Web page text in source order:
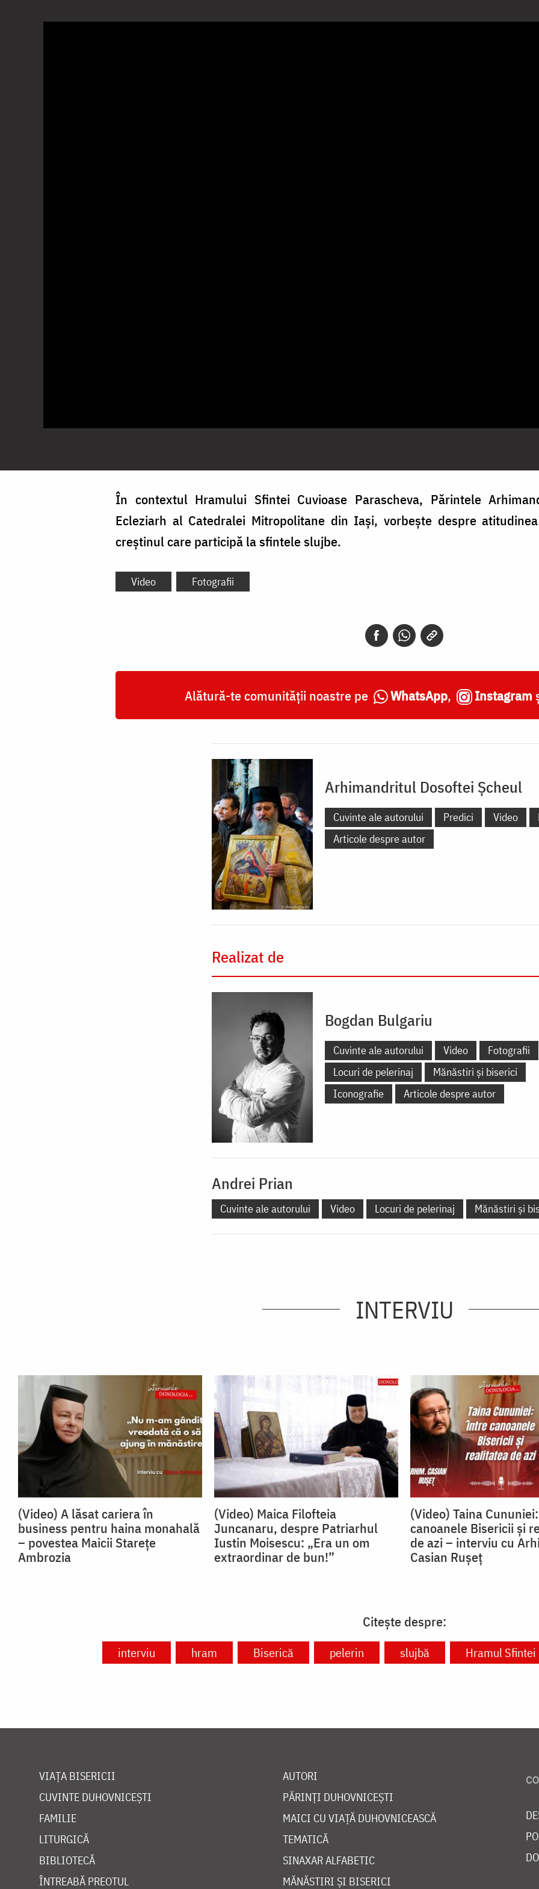
În contextul Hramului Sfintei Cuvioase Parascheva, Părintele
Ecleziarh al Catedralei Mitropolitane din Iași, vorbește despre
creștinul care participă la sfintele slujbe.
Video Fotografii
Alătură-te comunității noastre pe WhatsApp, Instagram
Arhimandritul Dosoftei Șcheul
Cuvinte ale autorului Predici Video
Articole despre autor
Realizat de
Bogdan Bulgariu
Cuvinte ale autorului Video
Fotografii
Locuri de pelerinaj
Mănăstiri și biserici
Iconografie
Articole despre autor
Andrei Prian
Cuvinte ale autorului Video Locuri de pelerinaj Mănăstiri și
INTERVIU
(Video) A lăsat cariera în
business pentru haina monahală
– povestea Maicii Starețe
Ambrozia
(Video) Maica Filofteia
Juncanaru, despre Patriarhul
Iustin Moisescu: „Era un om
extraordinar de bun!”
(Video) Taina
canoanele Bisericii și
de azi – interviu cu
Casian Rușeț
Citește despre:
interviu hram Biserică pelerin slujbă Hramul Sfintei
VIAȚA BISERICII
CUVINTE DUHOVNICEȘTI
FAMILIE
LITURGICĂ
BIBLIOTECĂ
ÎNTREABĂ PREOTUL
AUTORI
PĂRINȚI DUHOVNICEȘTI
MAICI CU VIAȚĂ DUHOVNICEASCĂ
TEMATICĂ
SINAXAR ALFABETIC
MĂNĂSTIRI ȘI BISERICI